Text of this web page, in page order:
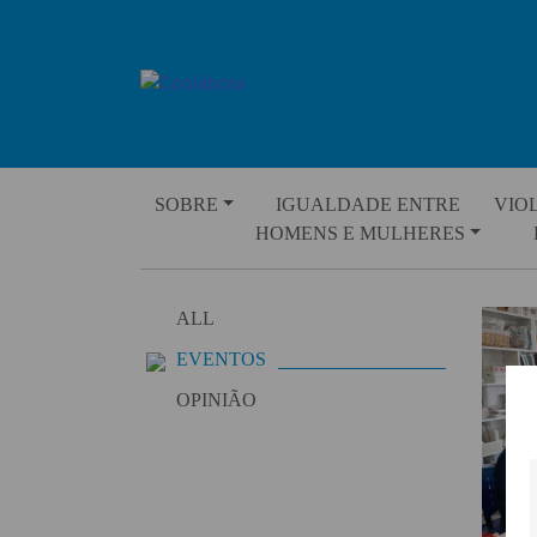
SOBRE
IGUALDADE ENTRE
HOMENS E MULHERES
ALL
EVENTOS
OPINIÃO